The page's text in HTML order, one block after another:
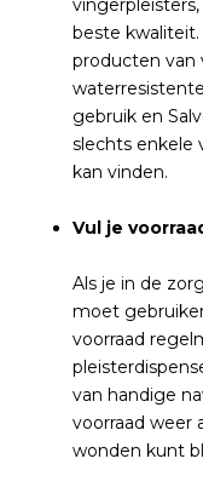
beste kwaliteit.
producten van
gebruik en
slechts enkele
kan vinden.
Vul je
Als je in de
moet
voorraad
van handige
voorraad weer
wonden kunt